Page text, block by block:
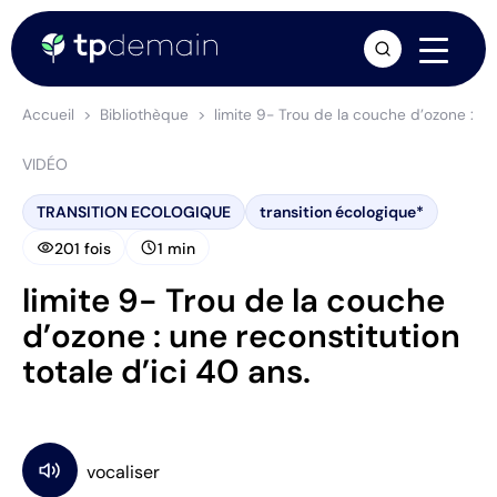
Accueil Bibliothèque limite 9- Trou de la couche d’ozone :
VIDÉO
TRANSITION ECOLOGIQUE transition écologique*
visibility201 fois schedule1 min
limite 9- Trou de la couche
d’ozone : une reconstitution
totale d’ici 40 ans.
arrow_forward